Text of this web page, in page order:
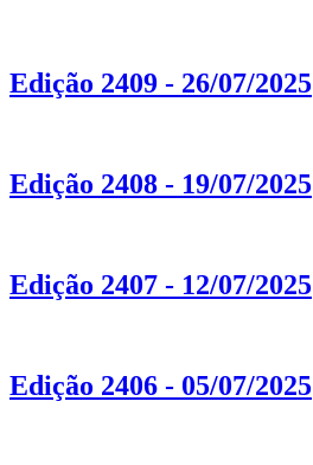
Edição 2409 - 26/07/2025
Edição 2408 - 19/07/2025
Edição 2407 - 12/07/2025
Edição 2406 - 05/07/2025